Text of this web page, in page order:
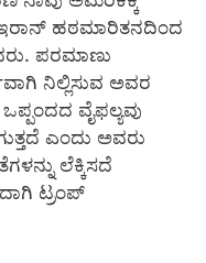
ಇರಾನ್ ಹಠಮಾರಿತನದಿಂದ
ಪರಮಾಣು
ನಿಲ್ಲಿಸುವ ಅವರ
ವೈಫಲ್ಯವು
ಎಂದು ಅವರು
ಲೆಕ್ಕಿಸದೆ
ಟ್ರಂಪ್